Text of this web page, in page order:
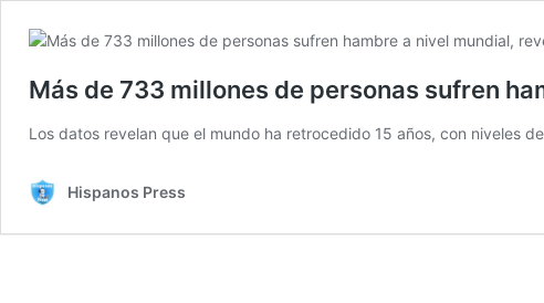
Más de 733 millones de personas sufren
Los datos revelan que el mundo ha retrocedido 15 años, con niveles
Hispanos Press